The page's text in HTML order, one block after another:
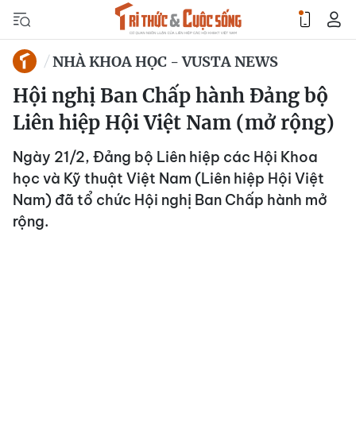
NHÀ KHOA HỌC - VUSTA NEWS
Hội nghị Ban Chấp hành Đảng bộ
Liên hiệp Hội Việt Nam (mở rộng)
Ngày 21/2, Đảng bộ Liên hiệp các Hội Khoa
học và Kỹ thuật Việt Nam (Liên hiệp Hội Việt
Nam) đã tổ chức Hội nghị Ban Chấp hành mở
rộng.